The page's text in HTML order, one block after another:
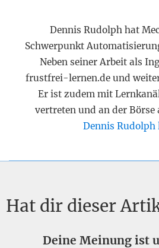
Dennis Rudolph hat
Schwerpunkt
Neben seiner Arbeit als
frustfrei-lernen.de und
Er ist zudem mit
vertreten und an der Börse
Dennis Rudolph
Hat dir dieser
Deine Meinung ist